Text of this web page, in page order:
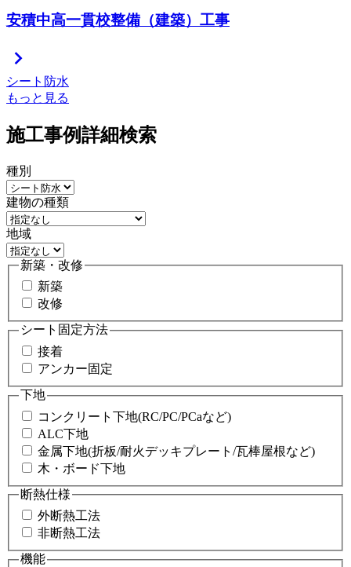
安積中高一貫校整備（建築）工事
chevron_right
シート防水
もっと見る
施工事例詳細検索
種別
建物の種類
地域
新築・改修
新築
改修
シート固定方法
接着
アンカー固定
下地
コンクリート下地(RC/PC/PCaなど)
ALC下地
金属下地(折板/耐火デッキプレート/瓦棒屋根など)
木・ボード下地
断熱仕様
外断熱工法
非断熱工法
機能